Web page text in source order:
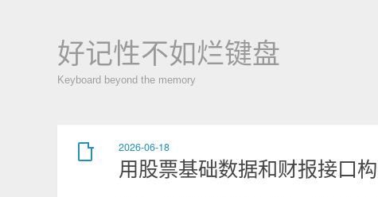
好记性不如烂键盘
Keyboard beyond the memory
2026-06-18
用股票基础数据和财报接口